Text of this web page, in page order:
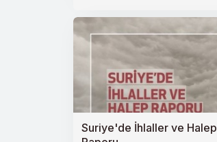
Suriye'de İhlaller ve Halep